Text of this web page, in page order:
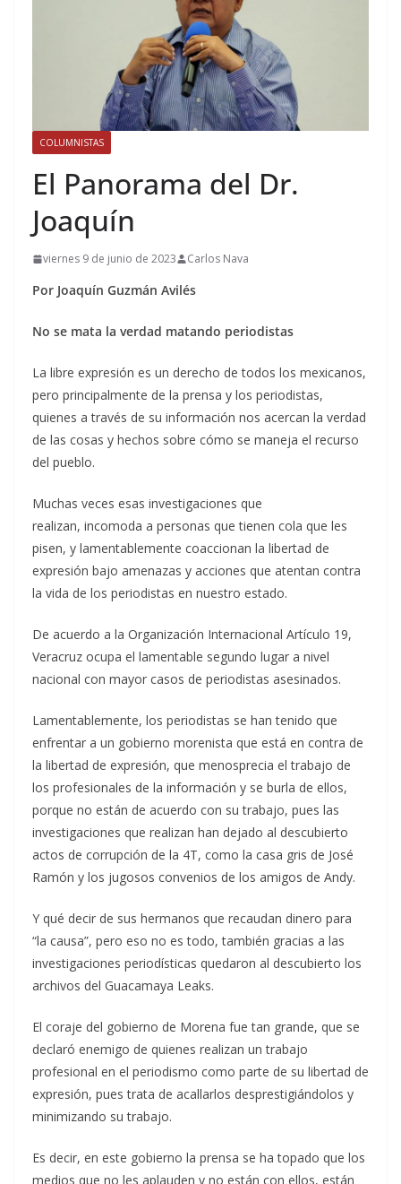
COLUMNISTAS
El Panorama del Dr.
Joaquín
viernes 9 de junio de 2023 Carlos Nava
Por Joaquín Guzmán Avilés
No se mata la verdad matando periodistas
La libre expresión es un derecho de todos los mexicanos,
pero principalmente de la prensa y los periodistas,
quienes a través de su información nos acercan la verdad
de las cosas y hechos sobre cómo se maneja el recurso
del pueblo.
Muchas veces esas investigaciones que
realizan, incomoda a personas que tienen cola que les
pisen, y lamentablemente coaccionan la libertad de
expresión bajo amenazas y acciones que atentan contra
la vida de los periodistas en nuestro estado.
De acuerdo a la Organización Internacional Artículo 19,
Veracruz ocupa el lamentable segundo lugar a nivel
nacional con mayor casos de periodistas asesinados.
Lamentablemente, los periodistas se han tenido que
enfrentar a un gobierno morenista que está en contra de
la libertad de expresión, que menosprecia el trabajo de
los profesionales de la información y se burla de ellos,
porque no están de acuerdo con su trabajo, pues las
investigaciones que realizan han dejado al descubierto
actos de corrupción de la 4T, como la casa gris de José
Ramón y los jugosos convenios de los amigos de Andy.
Y qué decir de sus hermanos que recaudan dinero para
“la causa”, pero eso no es todo, también gracias a las
investigaciones periodísticas quedaron al descubierto los
archivos del Guacamaya Leaks.
El coraje del gobierno de Morena fue tan grande, que se
declaró enemigo de quienes realizan un trabajo
profesional en el periodismo como parte de su libertad de
expresión, pues trata de acallarlos desprestigiándolos y
minimizando su trabajo.
Es decir, en este gobierno la prensa se ha topado que los
medios que no les aplauden y no están con ellos, están